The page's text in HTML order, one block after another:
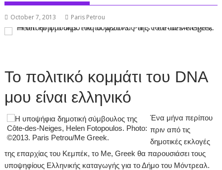
October 7, 2013 Paris Petrou
Το πολιτικό κομμάτι του DNA
μου είναι ελληνικό
Ένα μήνα περίπου
πριν από τις
δημοτικές εκλογές
της επαρχίας του Κεμπέκ, το Me, Greek θα παρουσιάσει τους
υποψηφίους Ελληνικής καταγωγής για το Δήμο του Μόντρεαλ.